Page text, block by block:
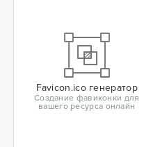
Favicon.ico генератор
Создание фавиконки для
вашего ресурса онлайн